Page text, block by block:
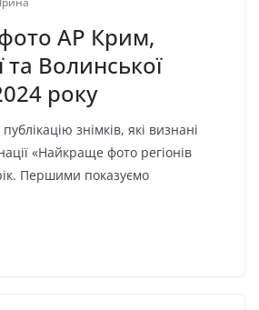
АР Крим,
та Волинської
року
знімків, які визнані
«Найкраще фото регіонів
Першими показуємо